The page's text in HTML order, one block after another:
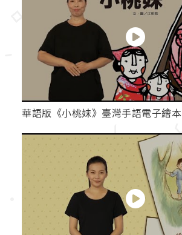
華語版《小桃妹》臺灣手語電子繪本